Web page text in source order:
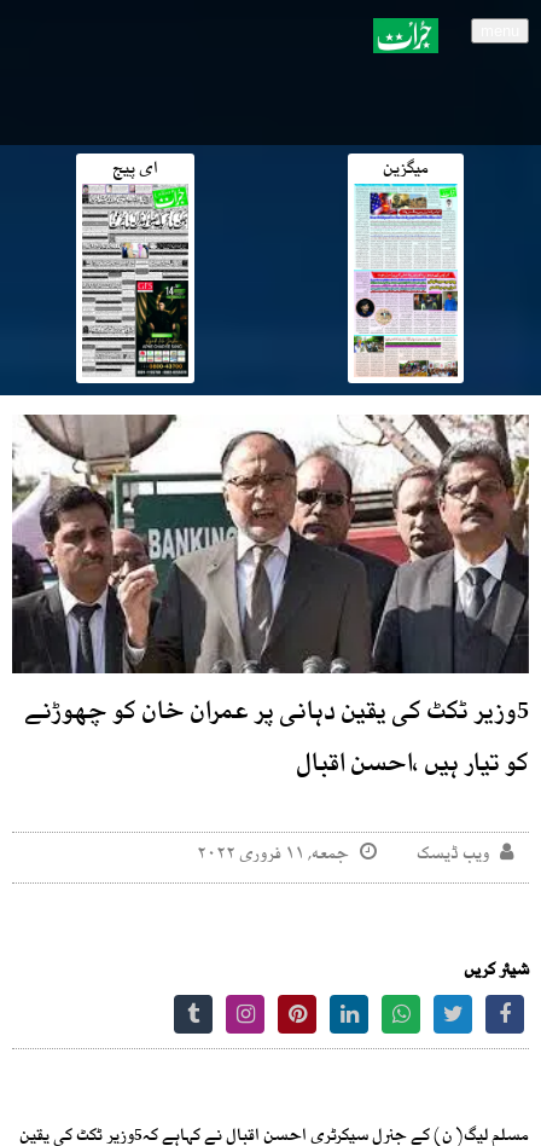
میگزین ای پیج
5وزیر ٹکٹ کی یقین دہانی پر عمران خان کو چھوڑنے
کو تیار ہیں ،احسن اقبال
ویب ڈیسک جمعه, ۱۱ فروری ۲۰۲۲
شیئر کریں
مسلم لیگ( ن) کے جنرل سیکرٹری احسن اقبال نے کہاہے کہ5وزیر ٹکٹ کی یقین